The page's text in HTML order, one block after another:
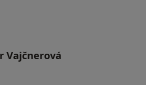
Vajčnerová